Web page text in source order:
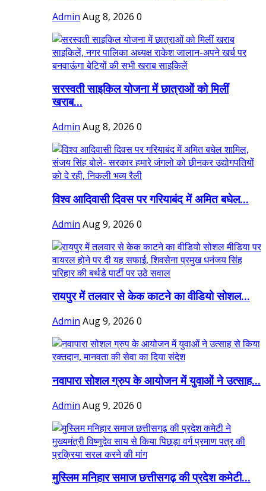
Admin Aug 8, 2026 0
सरस्वती साइकिल योजना में छात्राओं को मिलीं
खराब...
Admin Aug 8, 2026 0
विश्व आदिवासी दिवस पर गरियाबंद में अमित बघेल...
Admin Aug 9, 2026 0
रायपुर में तलवार से केक काटने का वीडियो सोशल...
Admin Aug 9, 2026 0
नवापारा सोशल ग्रुप के आयोजन में युवाओं ने उत्साह...
Admin Aug 9, 2026 0
मुस्लिम मनिहार समाज छत्तीसगढ़ की प्रदेश कमेटी...